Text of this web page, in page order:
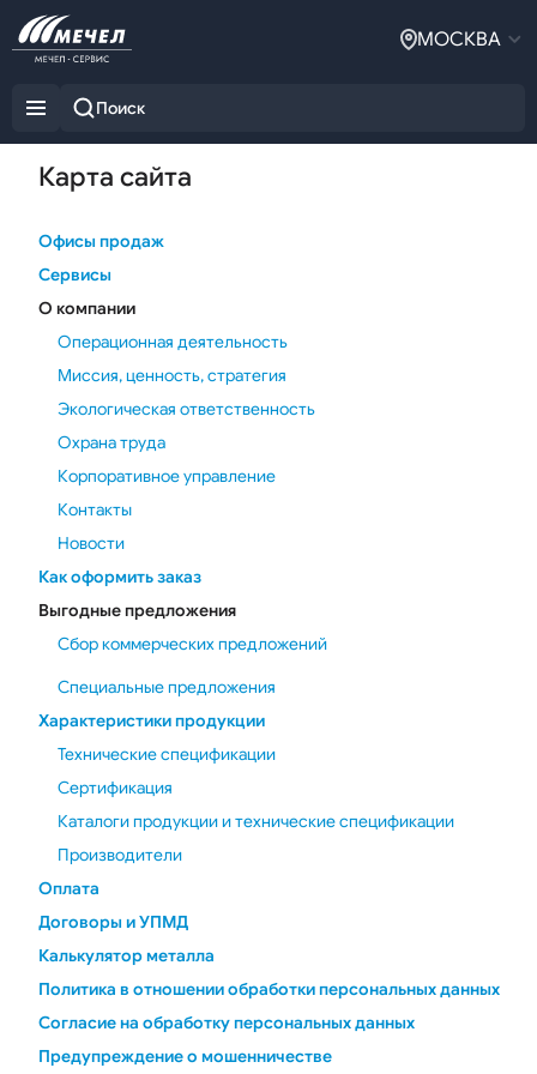
МОСКВА
Карта сайта
Офисы продаж
Сервисы
О компании
Операционная деятельность
Миссия, ценность, стратегия
Экологическая ответственность
Охрана труда
Корпоративное управление
Контакты
Новости
Как оформить заказ
Выгодные предложения
Сбор коммерческих предложений
Специальные предложения
Характеристики продукции
Технические спецификации
Сертификация
Каталоги продукции и технические спецификации
Производители
Оплата
Договоры и УПМД
Калькулятор металла
Политика в отношении обработки персональных данных
Согласие на обработку персональных данных
Предупреждение о мошенничестве